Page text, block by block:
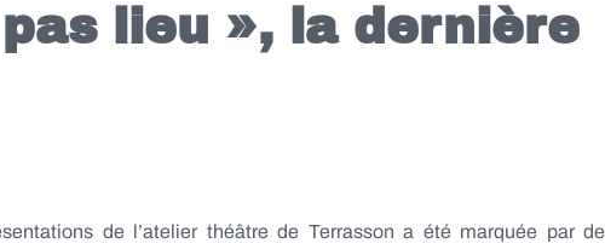
lieu », la dernière
de l’atelier théâtre de Terrasson a été marquée par de